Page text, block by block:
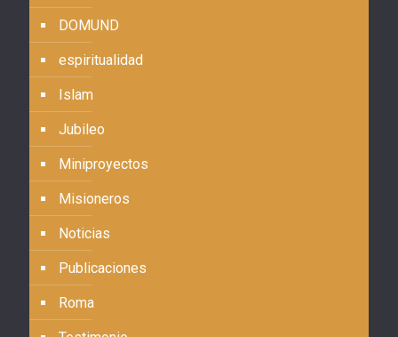
DOMUND
espiritualidad
Islam
Jubileo
Miniproyectos
Misioneros
Noticias
Publicaciones
Roma